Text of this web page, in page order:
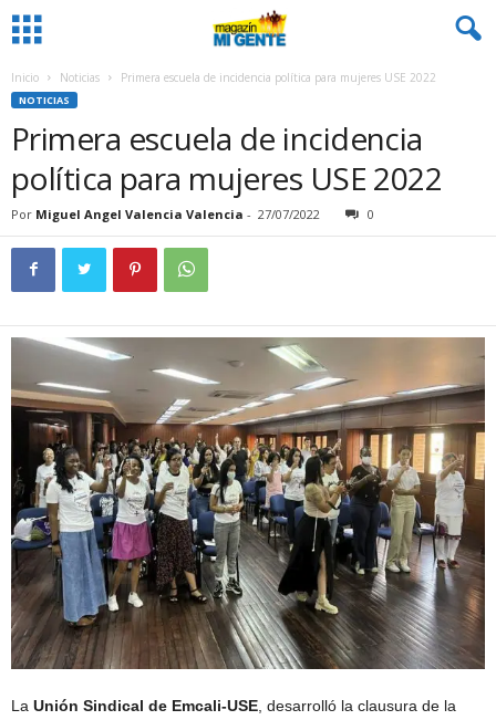
Inicio Noticias Primera escuela de incidencia política para mujeres USE 2022
NOTICIAS
Primera escuela de incidencia
política para mujeres USE 2022
Por Miguel Angel Valencia Valencia - 27/07/2022 0
La Unión Sindical de Emcali-USE , desarrolló la clausura de la